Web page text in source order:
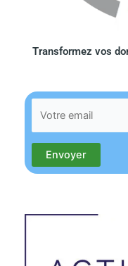
Transformez vos